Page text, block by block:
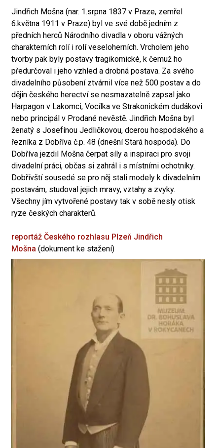
Jindřich Mošna (nar. 1.srpna 1837 v Praze, zemřel
6.května 1911 v Praze) byl ve své době jedním z
předních herců Národního divadla v oboru vážných
charakterních rolí i rolí veseloherních. Vrcholem jeho
tvorby pak byly postavy tragikomické, k čemuž ho
předurčoval i jeho vzhled a drobná postava. Za svého
divadelního působení ztvárnil více než 500 postav a do
dějin českého herectví se nesmazatelně zapsal jako
Harpagon v Lakomci, Vocílka ve Strakonickém dudákovi
nebo principál v Prodané nevěstě. Jindřich Mošna byl
ženatý s Josefínou Jedličkovou, dcerou hospodského a
řezníka z Dobříva č.p. 48 (dnešní Stará hospoda). Do
Dobříva jezdil Mošna čerpat síly a inspiraci pro svoji
divadelní práci, občas si zahrál i s místními ochotníky.
Dobřívští sousedé se pro něj stali modely k divadelním
postavám, studoval jejich mravy, vztahy a zvyky.
Všechny jím vytvořené postavy tak v sobě nesly otisk
ryze českých charakterů.
reportáž Českého rozhlasu Plzeň Jindřich
Mošna (dokument ke stažení)